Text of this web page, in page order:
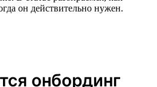
он действительно нужен.
онбординг